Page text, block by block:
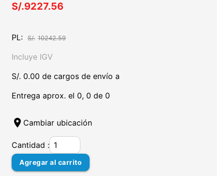
S/.9227.56
PL: S/. 10242.59
Incluye IGV
S/. 0.00 de cargos de envío a
Entrega aprox. el 0, 0 de 0
location_on Cambiar ubicación
Cantidad :
Agregar al carrito